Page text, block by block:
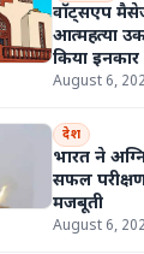
वॉट्सएप
आत्महत्या
किया इनकार
August 6,
देश
भारत ने
सफल
मजबूती
August 6,